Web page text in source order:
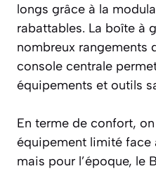
longs grâce à la
rabattables. La boîte à
nombreux rangements
console centrale
équipements et outils
En terme de confort,
équipement limité face
mais pour l’époque, le